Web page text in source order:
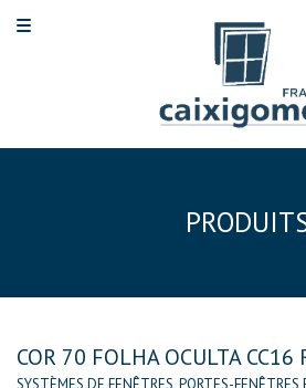
COR 70 FOLHA OCULTA CC16
SYSTÈMES DE FENÊTRES, PORTES-